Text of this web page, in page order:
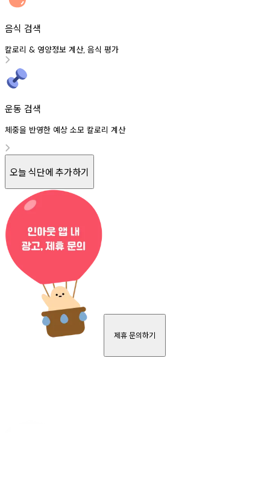
음식 검색
칼로리 & 영양정보 계산, 음식 평가
운동 검색
체중을 반영한 예상 소모 칼로리 계산
오늘 식단에 추가하기
제휴 문의하기